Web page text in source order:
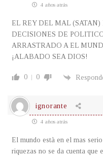
4 años atrás
EL REY DEL MAL (SATAN)
DECISIONES DE
ARRASTRADO A EL
¡ALABADO SEA DIOS!
0 0
ignorante
4 años atrás
El mundo està en el mas
riquezas no se da cuenta que